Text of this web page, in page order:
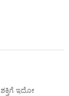
ಶಕ್ತಿಗೆ ಇದೋ